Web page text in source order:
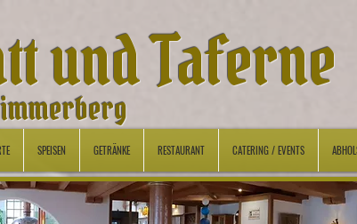
und Taferne
SPEISEN GETRÄNKE RESTAURANT CATERING / EVENTS